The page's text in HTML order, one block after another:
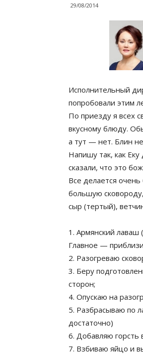
29/08/2014
Исполнительный
попробовали этим
По приезду я всех
вкусному блюду.
а тут — нет. Блин
Напишу так, как
сказали, что это
Все делается очень
большую
сыр (тертый),
1. Армянский
Главное —
2. Разогреваю
3. Беру
сторон;
4. Опускаю на
5. Разбрасываю по
достаточно)
6. Добавляю горсть
7. Взбиваю яйцо и